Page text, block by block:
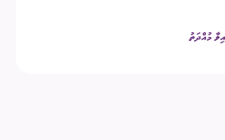
މުއްދަތު